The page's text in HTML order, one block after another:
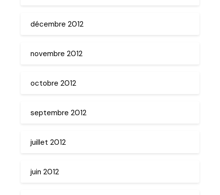
décembre 2012
novembre 2012
octobre 2012
septembre 2012
juillet 2012
juin 2012